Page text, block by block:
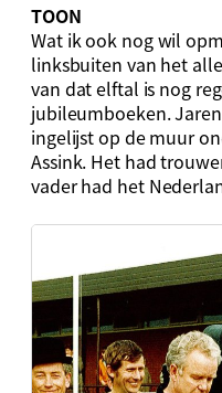
TOON
Wat ik ook nog wil
linksbuiten van het
van dat elftal is nog
jubileumboeken.
ingelijst op de muur
Assink. Het had
vader had het